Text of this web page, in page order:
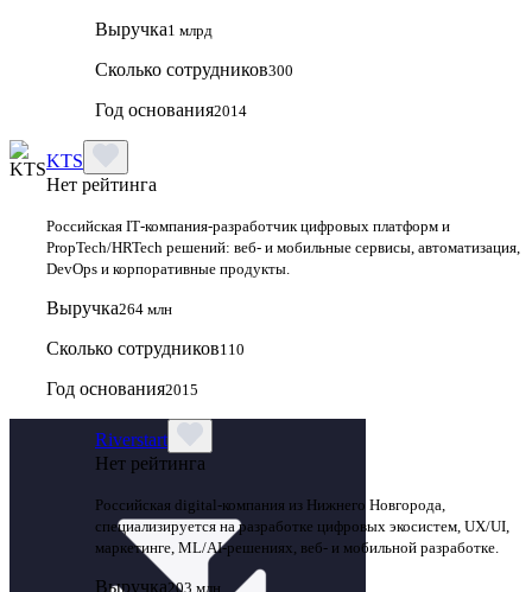
Выручка1 млрд
Сколько сотрудников300
Год основания2014
KTS
Нет рейтинга
Российская IT‑компания‑разработчик цифровых платформ и
PropTech/HRTech решений: веб‑ и мобильные сервисы, автоматизация,
DevOps и корпоративные продукты.
Выручка264 млн
Сколько сотрудников110
Год основания2015
Riverstart
Нет рейтинга
Российская digital‑компания из Нижнего Новгорода,
специализируется на разработке цифровых экосистем, UX/UI,
маркетинге, ML/AI‑решениях, веб‑ и мобильной разработке.
Выручка203 млн